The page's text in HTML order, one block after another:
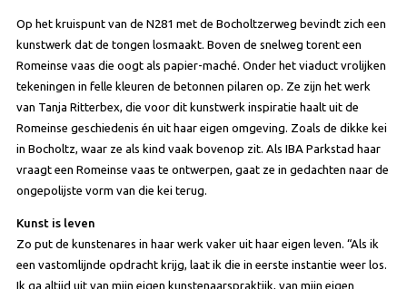
Op het kruispunt van de N281 met de Bocholtzerweg bevindt zich een
kunstwerk dat de tongen losmaakt. Boven de snelweg torent een
Romeinse vaas die oogt als papier-maché. Onder het viaduct vrolijken
tekeningen in felle kleuren de betonnen pilaren op. Ze zijn het werk
van Tanja Ritterbex, die voor dit kunstwerk inspiratie haalt uit de
Romeinse geschiedenis én uit haar eigen omgeving. Zoals de dikke kei
in Bocholtz, waar ze als kind vaak bovenop zit. Als IBA Parkstad haar
vraagt een Romeinse vaas te ontwerpen, gaat ze in gedachten naar de
ongepolijste vorm van die kei terug.
Kunst is leven
Zo put de kunstenares in haar werk vaker uit haar eigen leven. “Als ik
een vastomlijnde opdracht krijg, laat ik die in eerste instantie weer los.
Ik ga altijd uit van mijn eigen kunstenaarspraktijk, van mijn eigen